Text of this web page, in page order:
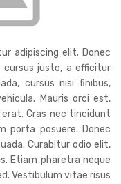
adipiscing elit. Donec
cursus justo, a efficitur
cursus nisi finibus,
Mauris orci est,
Cras nec tincidunt
porta posuere. Donec
Curabitur odio elit,
Etiam pharetra neque
Vestibulum vitae risus